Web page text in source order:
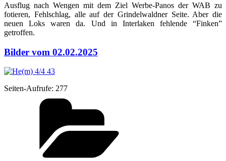
Aus­flug nach Wen­gen mit dem Ziel Wer­be-Panos der WAB zu
fotie­ren, Fehl­schlag, alle auf der Grin­del­wald­ner Sei­te. Aber die
neu­en Loks waren da. Und in Inter­la­ken feh­len­de “Fin­ken”
getroffen.
Bilder vom 02.02.2025
Sei­ten-Auf­ru­fe: 277